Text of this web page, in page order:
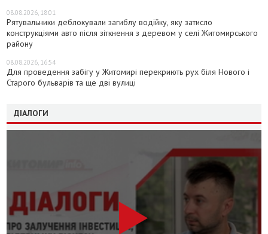
08.08.2026, 18:01
Рятувальники деблокували загиблу водійку, яку затисло
конструкціями авто після зіткнення з деревом у селі Житомирського
району
08.08.2026, 16:54
Для проведення забігу у Житомирі перекриють рух біля Нового і
Старого бульварів та ще дві вулиці
ДІАЛОГИ